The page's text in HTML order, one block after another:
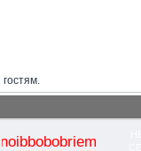
noibbobobriem